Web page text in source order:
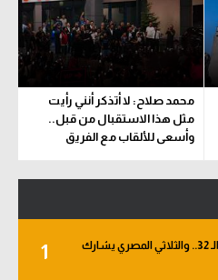
محمد صلاح: لا أتذكر أنني رأيت
مثل هذا الاستقبال من قبل..
وأسعى للألقاب مع الفريق
1
خبر في الجول - الأهلي يبدأ من دور الـ 32.. والثلاثي المصري يشارك